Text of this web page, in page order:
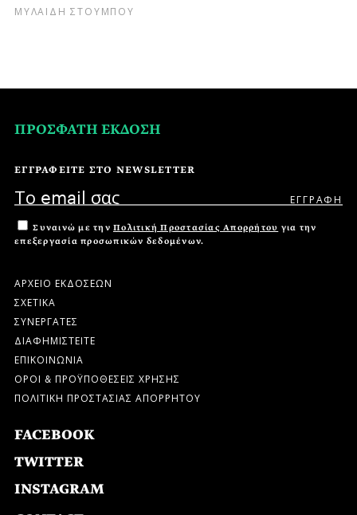
ΜΥΛΑΙΔΗ ΣΤΟΥΜΠΟΥ
ΠΡΟΣΦΑΤΗ ΕΚΔΟΣΗ
ΕΓΓΡΑΦΕΙΤΕ ΣΤΟ NEWSLETTER
Συναινώ με την Πολιτική Προστασίας Απορρήτου για την
επεξεργασία προσωπικών δεδομένων.
ΑΡΧΕΙΟ ΕΚΔΟΣΕΩΝ
ΣΧΕΤΙΚΑ
ΣΥΝΕΡΓΑΤΕΣ
ΔΙΑΦΗΜΙΣΤΕΙΤΕ
ΕΠΙΚΟΙΝΩΝΙΑ
ΟΡΟΙ & ΠΡΟΫΠΟΘΕΣΕΙΣ ΧΡΗΣΗΣ
ΠΟΛΙΤΙΚΗ ΠΡΟΣΤΑΣΙΑΣ ΑΠΟΡΡΗΤΟΥ
FACEBOOK
TWITTER
INSTAGRAM